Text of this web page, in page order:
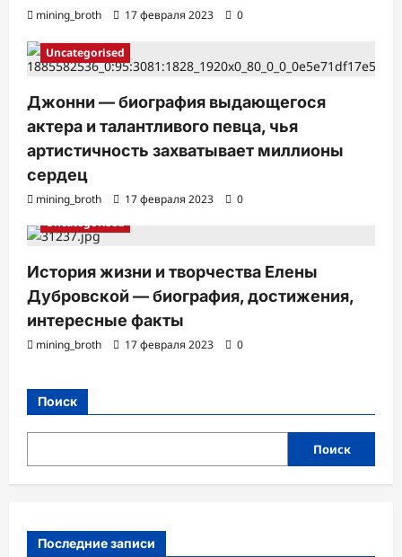
mining_broth 17 февраля 2023 0
Uncategorised
Джонни — биография выдающегося
актера и талантливого певца, чья
артистичность захватывает миллионы
сердец
mining_broth 17 февраля 2023
0
Uncategorised
История жизни и творчества Елены
Дубровской — биография, достижения,
интересные факты
mining_broth 17 февраля 2023 0
Поиск
Поиск
Последние записи